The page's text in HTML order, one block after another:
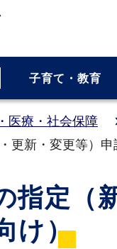
子育て・教育
医療・社会保障
更新・変更等）
指定（
け）